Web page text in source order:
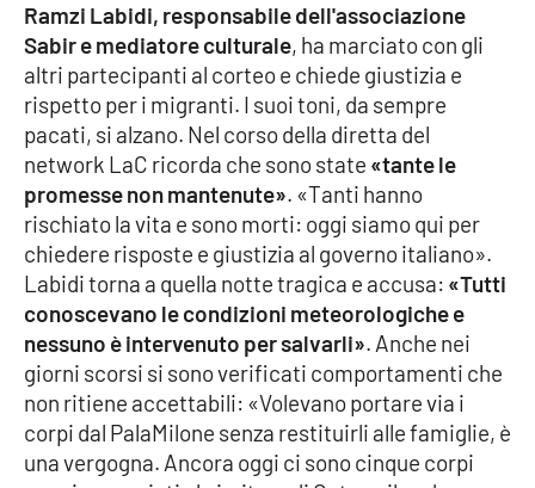
LA
CALABRIAVISIONE
Destinazioni
Eventi
Food
Storie
LAC
NETWORK
Lacplay.it
Lactv.it
Ramzi Labidi, responsabile dell'associazione
Sabir e mediatore culturale, ha marciato con gli
altri partecipanti al corteo e chiede giustizia e
rispetto per i migranti. I suoi toni, da sempre
pacati, si alzano. Nel corso della diretta del
network LaC ricorda che sono state «tante le
promesse non mantenute». «Tanti hanno
rischiato la vita e sono morti: oggi siamo qui per
chiedere risposte e giustizia al governo italiano».
Labidi torna a quella notte tragica e accusa: «Tutti
conoscevano le condizioni meteorologiche e
nessuno è intervenuto per salvarli». Anche nei
giorni scorsi si sono verificati comportamenti che
non ritiene accettabili: «Volevano portare via i
corpi dal PalaMilone senza restituirli alle famiglie, è
una vergogna. Ancora oggi ci sono cinque corpi